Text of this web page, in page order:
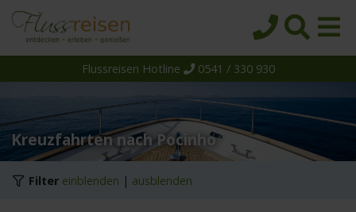
Reiseziele
Themen
Reedereien
Flussreisen Hotline 0541 / 330 930
Kreuzfahrten nach Pocinho
Filter einblenden | ausblenden